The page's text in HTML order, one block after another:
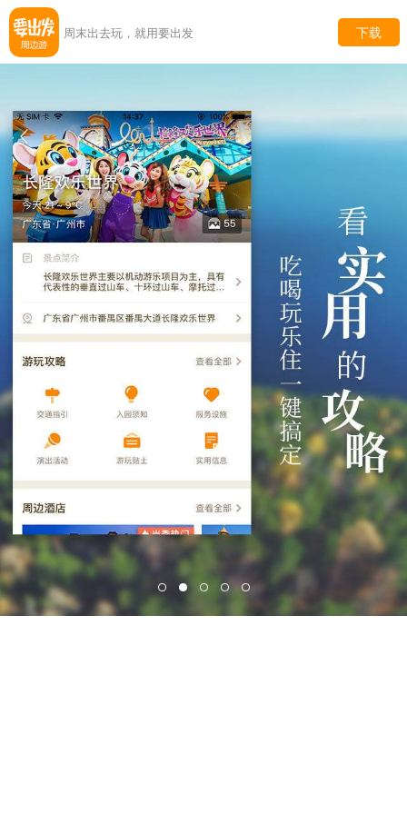
周末出去玩，就用要出发 下载